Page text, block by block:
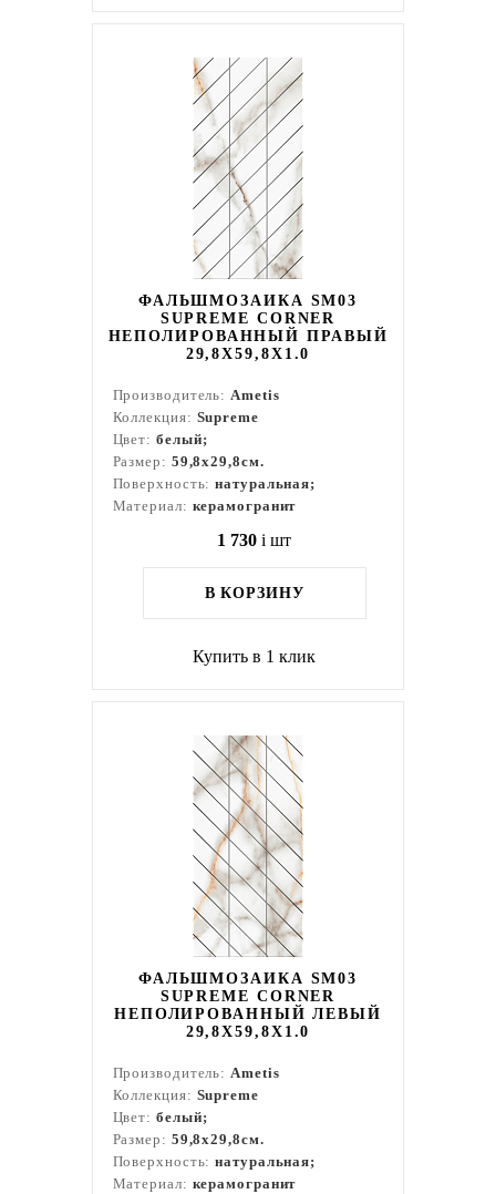
ФАЛЬШМОЗАИКА SM03
SUPREME CORNER
НЕПОЛИРОВАННЫЙ ПРАВЫЙ
29,8X59,8X1.0
Производитель:Ametis
Коллекция: Supreme
Цвет: белый;
Размер: 59,8x29,8см.
Поверхность:натуральная;
Материал: керамогранит
1 730 i шт
В КОРЗИНУ
Купить в 1 клик
ФАЛЬШМОЗАИКА SM03
SUPREME CORNER
НЕПОЛИРОВАННЫЙ ЛЕВЫЙ
29,8X59,8X1.0
Производитель:Ametis
Коллекция: Supreme
Цвет: белый;
Размер: 59,8x29,8см.
Поверхность:натуральная;
Материал: керамогранит